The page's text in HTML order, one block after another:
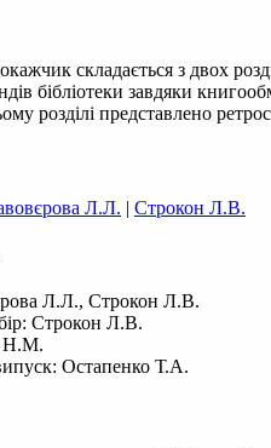
складається з двох
бібліотеки завдяки
розділі представлено
Л.Л. | Строкон Л.В.
Л.Л., Строкон Л.В.
Строкон Л.В.
Н.М.
Остапенко Т.А.